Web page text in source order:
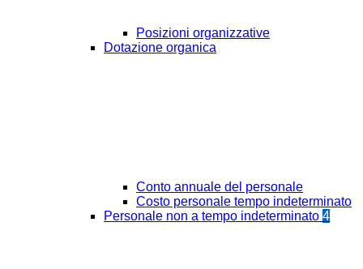
Posizioni organizzative
Dotazione organica
Conto annuale del personale
Costo personale tempo indeterminato
Personale non a tempo indeterminato 4